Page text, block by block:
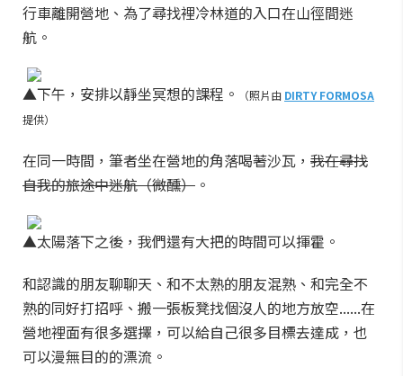
行車離開營地、為了尋找裡冷林道的入口在山徑間迷
航。
▲下午，安排以靜坐冥想的課程。 （照片由 DIRTY FORMOSA
提供）
在同一時間，筆者坐在營地的角落喝著沙瓦， 我在尋找
自我的旅途中迷航（微醺） 。
▲太陽落下之後，我們還有大把的時間可以揮霍。
和認識的朋友聊聊天、和不太熟的朋友混熟、和完全不
熟的同好打招呼、搬一張板凳找個沒人的地方放空......在
營地裡面有很多選擇，可以給自己很多目標去達成，也
可以漫無目的的漂流。